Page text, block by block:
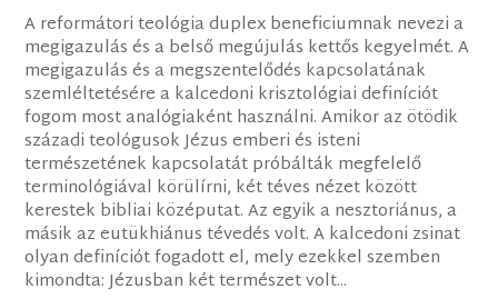
A reformátori teológia duplex beneficiumnak nevezi a
megigazulás és a belső megújulás kettős kegyelmét. A
megigazulás és a megszentelődés kapcsolatának
szemléltetésére a kalcedoni krisztológiai definíciót
fogom most analógiaként használni. Amikor az ötödik
századi teológusok Jézus emberi és isteni
természetének kapcsolatát próbálták megfelelő
terminológiával körülírni, két téves nézet között
kerestek bibliai középutat. Az egyik a nesztoriánus, a
másik az eutükhiánus tévedés volt. A kalcedoni zsinat
olyan definíciót fogadott el, mely ezekkel szemben
kimondta: Jézusban két természet volt...